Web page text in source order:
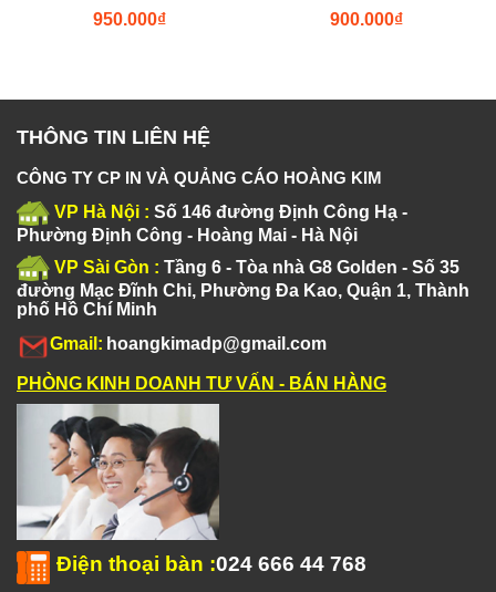
₫
950.000 ₫
900.000
THÔNG TIN LIÊN HỆ
CÔNG TY CP IN VÀ QUẢNG CÁO HOÀNG KIM
VP Hà Nội : Số 146 đường Định Công Hạ -
Phường Định Công - Hoàng Mai - Hà Nội
VP Sài Gòn : Tầng 6 - Tòa nhà G8 Golden - Số 35
đường Mạc Đĩnh Chi, Phường Đa Kao, Quận 1, Thành
phố Hồ Chí Minh
Gmail: hoangkimadp@gmail.com
PHÒNG KINH DOANH TƯ VẤN - BÁN HÀNG
Điện thoại bàn :024 666 44 768